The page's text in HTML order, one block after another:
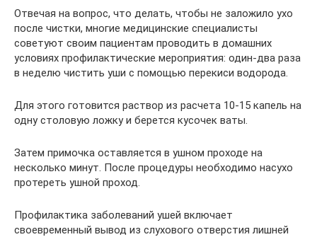
Отвечая на вопрос, что делать, чтобы не заложило ухо
после чистки, многие медицинские специалисты
советуют своим пациентам проводить в домашних
условиях профилактические мероприятия: один-два раза
в неделю чистить уши с помощью перекиси водорода.
Для этого готовится раствор из расчета 10-15 капель на
одну столовую ложку и берется кусочек ваты.
Затем примочка оставляется в ушном проходе на
несколько минут. После процедуры необходимо насухо
протереть ушной проход.
Профилактика заболеваний ушей включает
своевременный вывод из слухового отверстия лишней